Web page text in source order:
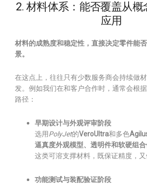
2. 材料体系：能否覆盖从
应用
材料的成熟度和稳定性，直接决定零件能
景。
在这点上，往往只有少数服务商会持续做
发。例如我们在和客户合作时，通常会根
路径：
早期设计与外观评审阶段
选用PolyJet的VeroUltra和多色
逼真度外观模型、透明件和软硬组
这类可溶支撑材料，既保证精度，又
功能测试与装配验证阶段